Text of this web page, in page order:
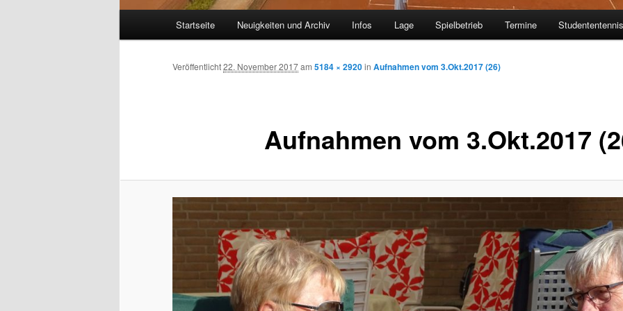
Startseite Neuigkeiten und Archiv Infos Lage Spielbetrieb Termine Studententennis
Aufnahmen vom 3.Okt.2017
Veröffentlicht22. November 2017am 5184 × 2920in Aufnahmen vom 3.Okt.2017 (26)